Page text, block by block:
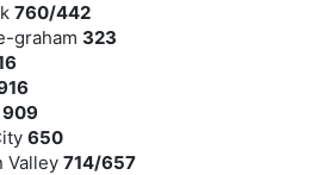
760/442
graham 323
909
650
Valley 714/657